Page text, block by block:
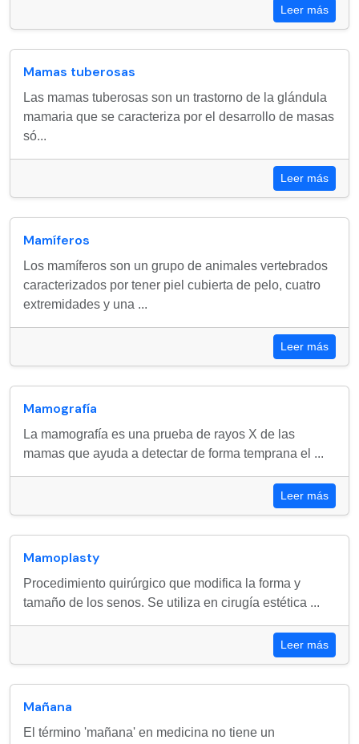
Leer más
Mamas tuberosas
Las mamas tuberosas son un trastorno de la glándula
mamaria que se caracteriza por el desarrollo de masas
só...
Leer más
Mamíferos
Los mamíferos son un grupo de animales vertebrados
caracterizados por tener piel cubierta de pelo, cuatro
extremidades y una ...
Leer más
Mamografía
La mamografía es una prueba de rayos X de las
mamas que ayuda a detectar de forma temprana el ...
Leer más
Mamoplasty
Procedimiento quirúrgico que modifica la forma y
tamaño de los senos. Se utiliza en cirugía estética ...
Leer más
Mañana
El término 'mañana' en medicina no tiene un